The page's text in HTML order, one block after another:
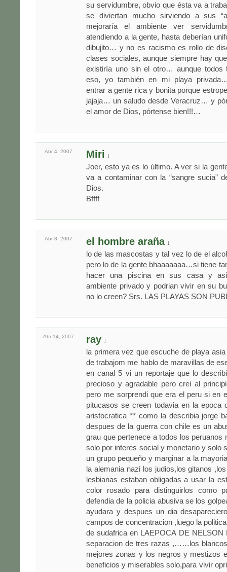
su servidumbre, obvio que ésta va a
se diviertan mucho sirviendo a sus
mejoraría el ambiente ver
atendiendo a la gente, hasta deberían
dibujito… y no es racismo es rollo de
clases sociales, aunque siempre hay
existiría uno sin el otro… aunque todos
eso, yo también en mi playa
entrar a gente rica y bonita porque
jajaja… un saludo desde Veracruz… y
el amor de Dios, pórtense bien!!!…
Abr 4, 2007 Miri ↓
Joer, esto ya es lo último. A ver si la
va a contaminar con la “sangre sucia”
Dios.
Bffff
Abr 8, 2007 el hombre araña↓
lo de las mascostas y tal vez lo de el
pero lo de la gente bhaaaaaaa…si tiene
hacer una piscina en sus casa y
ambiente privado y podrian vivir en su
no lo creen? Srs. LAS PLAYAS SON
Abr 14, 2007 ray ↓
la primera vez que escuche de playa
de trabajom me hablo de maravillas de
en canal 5 vi un reportaje que lo
precioso y agradable pero crei al
pero me sorprendi que era el peru si en
pitucasos se creen todavia en la epoca
aristocratica ** como la describia jorge
despues de la guerra con chile es un
grau que pertenece a todos los peruanos
solo por interes social y monetario y solo
un grupo pequeño y marginar a la
la alemania nazi los judios,los gitanos
lesbianas estaban obligadas a usar la
color rosado para distinguirlos como
defendia de la policia abusiva se los
ayudara y despues un dia
campos de concentracion ,luego la
de sudafrica en LAEPOCA DE NELSON
separacion de tres razas ,……los
mejores zonas y los negros y mestizos
beneficios y miserables solo,para vivir